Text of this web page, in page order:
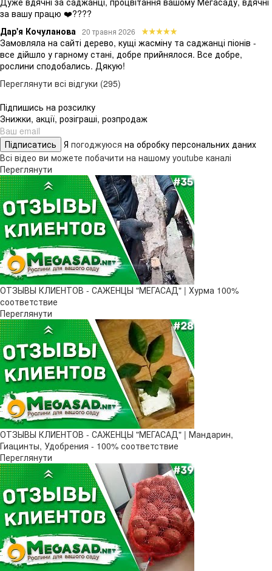
за вашу працю ❤️????
Дар'я Кочуланова
20 травня 2026
Замовляла на сайті дерево, кущі жасміну та саджанці піонів -
все дійшло у гарному стані, добре прийнялося. Все добре,
рослини сподобались. Дякую!
Переглянути всі відгуки (295)
Підпишись на розсилку
Знижки, акції, розіграші, розпродаж
Підписатись Я погоджуюся на обробку персональних даних
Всі відео ви можете побачити на нашому youtube каналі
Переглянути
ОТЗЫВЫ КЛИЕНТОВ - САЖЕНЦЫ "МЕГАСАД" | Хурма 100%
соответствие
Переглянути
ОТЗЫВЫ КЛИЕНТОВ - САЖЕНЦЫ "МЕГАСАД" | Мандарин,
Гиацинты, Удобрения - 100% соответствие
Переглянути